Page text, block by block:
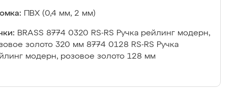
ПВХ (0,4 мм, 2 мм)
BRASS 8774 0320 RS-RS Ручка рейлинг модерн,
золото 320 мм 8774 0128 RS-RS Ручка
модерн, розовое золото 128 мм